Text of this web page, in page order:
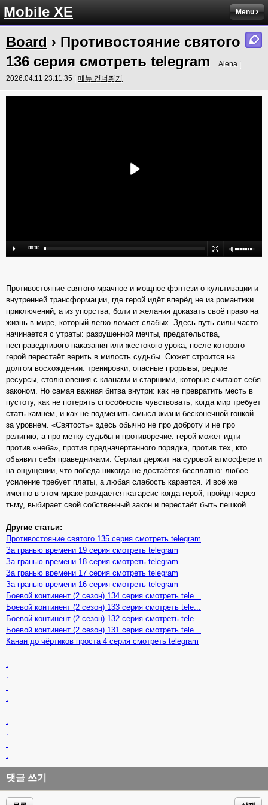
Mobile XE Menu
Board › Противостояние святого
136 серия смотреть telegram
Alena |
2026.04.11 23:11:35 | 메뉴 건너뛰기
Противостояние святого мрачное и мощное фэнтези о культивации и
внутренней трансформации, где герой идёт вперёд не из романтики
приключений, а из упорства, боли и желания доказать своё право на
жизнь в мире, который легко ломает слабых. Здесь путь силы часто
начинается с утраты: разрушенной мечты, предательства,
несправедливого наказания или жестокого урока, после которого
герой перестаёт верить в милость судьбы. Сюжет строится на
долгом восхождении: тренировки, опасные прорывы, редкие
ресурсы, столкновения с кланами и старшими, которые считают себя
законом. Но самая важная битва внутри: как не превратить месть в
пустоту, как не потерять способность чувствовать, когда мир требует
стать камнем, и как не подменить смысл жизни бесконечной гонкой
за уровнем. «Святость» здесь обычно не про доброту и не про
религию, а про метку судьбы и противоречие: герой может идти
против «неба», против предначертанного порядка, против тех, кто
объявил себя праведниками. Сериал держит на суровой атмосфере и
на ощущении, что победа никогда не достаётся бесплатно: любое
усиление требует платы, а любая слабость карается. И всё же
именно в этом мраке рождается катарсис когда герой, пройдя через
тьму, выбирает свой собственный закон и перестаёт быть пешкой.
Другие статьи:
Противостояние святого 135 серия смотреть telegram
За гранью времени 19 серия смотреть telegram
За гранью времени 18 серия смотреть telegram
За гранью времени 17 серия смотреть telegram
За гранью времени 16 серия смотреть telegram
Боевой континент (2 сезон) 134 серия смотреть tele...
Боевой континент (2 сезон) 133 серия смотреть tele...
Боевой континент (2 сезон) 132 серия смотреть tele...
Боевой континент (2 сезон) 131 серия смотреть tele...
Канан до чёртиков проста 4 серия смотреть telegram
댓글 쓰기